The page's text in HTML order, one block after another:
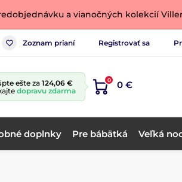
a vianočných kolekcií
Zoznam prianí Registrovať sa
ešte za 124,06 €
dopravu zdarma
0 0 €
doplnky Pre bábätká Veľká